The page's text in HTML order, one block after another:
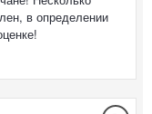
в определении